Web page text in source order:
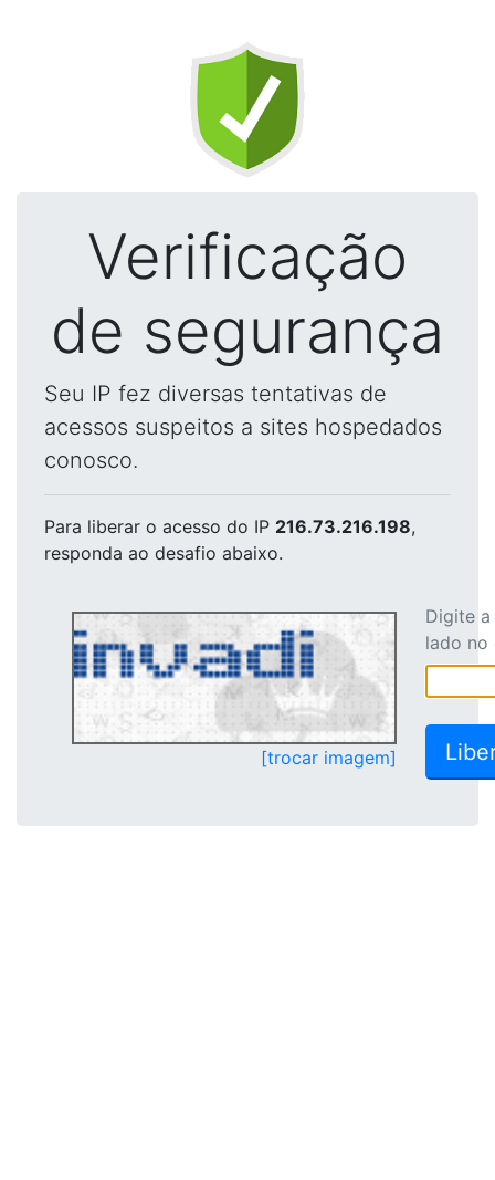
Verificação
de segurança
Seu IP fez diversas tentativas de
acessos suspeitos a sites hospedados
conosco.
Para liberar o acesso do IP 216.73.216.198,
responda ao desafio abaixo.
[trocar imagem]
Digite
lado no